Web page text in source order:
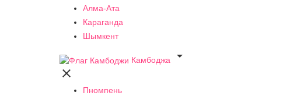
Алма-Ата
Караганда
Шымкент
Камбоджа


Пномпень